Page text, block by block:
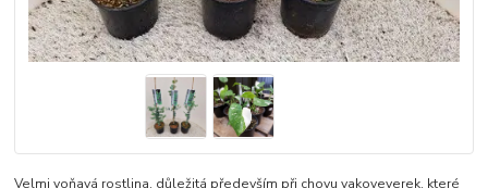
Velmi voňavá rostlina, důležitá především při chovu vakoveverek, které